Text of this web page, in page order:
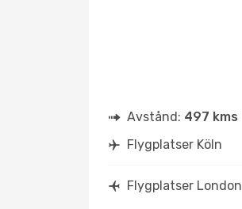
Avstånd: 497 kms
Flygplatser Köln
Flygplatser London